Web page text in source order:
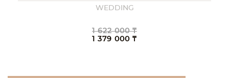
WEDDING
1 622 000 ₸
1 379 000 ₸